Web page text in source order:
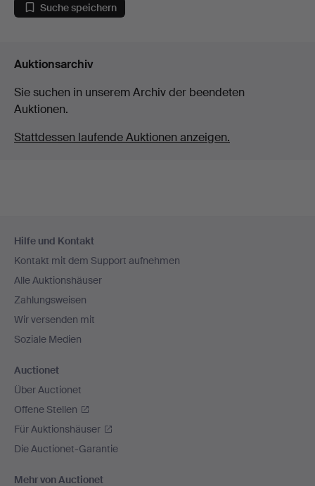
Suche speichern
Auktionsarchiv
Sie suchen in unserem Archiv der beendeten
Auktionen.
Stattdessen laufende Auktionen anzeigen.
Navigation
Hilfe und Kontakt
Kontakt mit dem Support aufnehmen
Alle Auktionshäuser
Zahlungsweisen
Wir versenden mit
Soziale Medien
Auctionet
Über Auctionet
Offene Stellen
Für Auktionshäuser
Die Auctionet-Garantie
Mehr von Auctionet